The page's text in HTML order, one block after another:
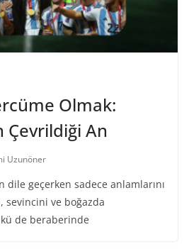
Olmak:
Çevrildiği An
Uzunöner
dile geçerken sadece anlamlarını
sevincini ve boğazda
de beraberinde